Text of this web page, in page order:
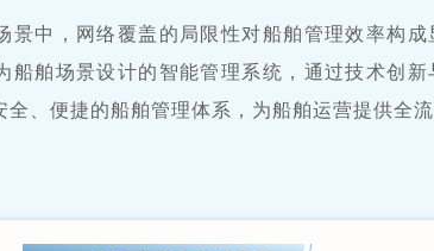
景中，网络覆盖的局限性对船舶管理效率构
船舶场景设计的智能管理系统，通过技术创
全、便捷的船舶管理体系，为船舶运营提供全